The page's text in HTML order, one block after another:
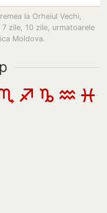
la Orheiul Vechi,
zile, 10 zile, urmatoarele
Moldova.